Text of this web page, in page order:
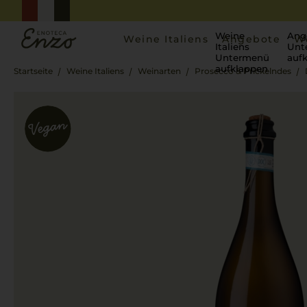
Weine Italiens
Weine
Italiens
Untermenü
aufklappen
Angebote
Startseite Weine Italiens Weinarten Prosecco & Prickelndes